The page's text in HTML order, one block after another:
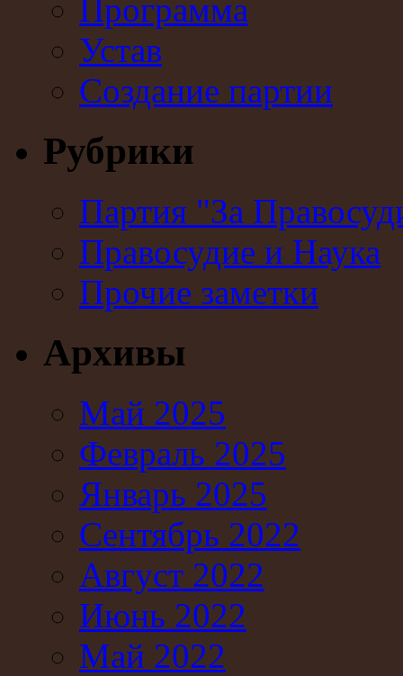
Программа
Устав
Создание партии
Рубрики
Партия "За
Правосудие и Наука
Прочие заметки
Архивы
Май 2025
Февраль 2025
Январь 2025
Сентябрь 2022
Август 2022
Июнь 2022
Май 2022